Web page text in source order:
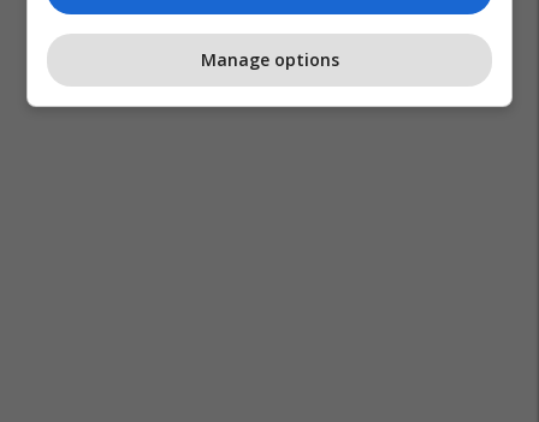
Manage options